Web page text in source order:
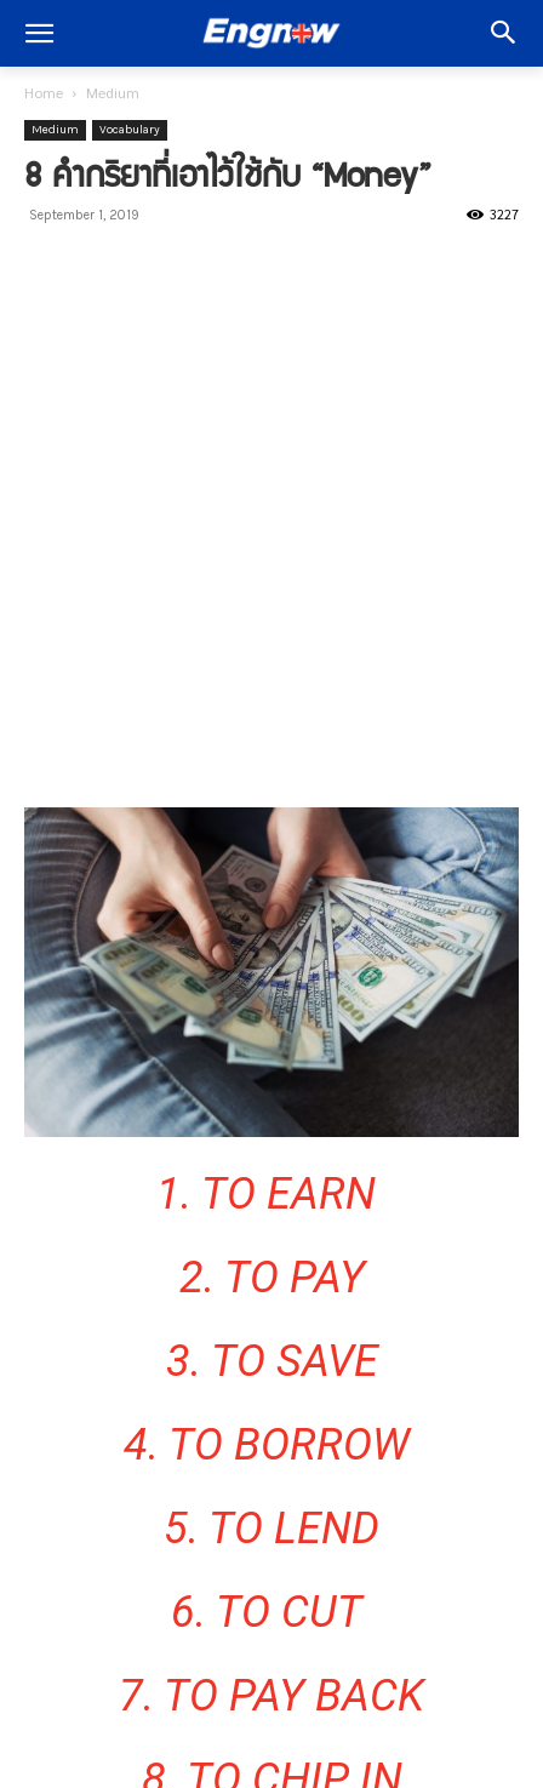
Home Medium
Medium Vocabulary
8 คำกริยาที่เอาไว้ใช้กับ “Money”
September 1, 2019 3227
1. TO EARN
2. TO PAY
3. TO SAVE
4. TO BORROW
5. TO LEND
6. TO CUT
7. TO PAY BACK